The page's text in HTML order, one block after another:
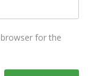
for the